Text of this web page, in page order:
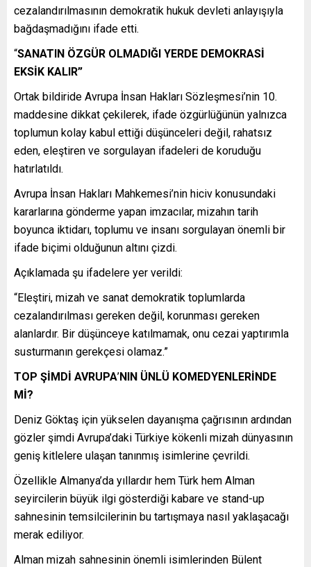
cezalandırılmasının demokratik hukuk devleti anlayışıyla
bağdaşmadığını ifade etti.
“SANATIN ÖZGÜR OLMADIĞI YERDE DEMOKRASİ
EKSİK KALIR”
Ortak bildiride Avrupa İnsan Hakları Sözleşmesi’nin 10.
maddesine dikkat çekilerek, ifade özgürlüğünün yalnızca
toplumun kolay kabul ettiği düşünceleri değil, rahatsız
eden, eleştiren ve sorgulayan ifadeleri de koruduğu
hatırlatıldı.
Avrupa İnsan Hakları Mahkemesi’nin hiciv konusundaki
kararlarına gönderme yapan imzacılar, mizahın tarih
boyunca iktidarı, toplumu ve insanı sorgulayan önemli bir
ifade biçimi olduğunun altını çizdi.
Açıklamada şu ifadelere yer verildi:
“Eleştiri, mizah ve sanat demokratik toplumlarda
cezalandırılması gereken değil, korunması gereken
alanlardır. Bir düşünceye katılmamak, onu cezai yaptırımla
susturmanın gerekçesi olamaz.”
TOP ŞİMDİ AVRUPA’NIN ÜNLÜ KOMEDYENLERİNDE
Mİ?
Deniz Göktaş için yükselen dayanışma çağrısının ardından
gözler şimdi Avrupa’daki Türkiye kökenli mizah dünyasının
geniş kitlelere ulaşan tanınmış isimlerine çevrildi.
Özellikle Almanya’da yıllardır hem Türk hem Alman
seyircilerin büyük ilgi gösterdiği kabare ve stand-up
sahnesinin temsilcilerinin bu tartışmaya nasıl yaklaşacağı
merak ediliyor.
Alman mizah sahnesinin önemli isimlerinden Bülent